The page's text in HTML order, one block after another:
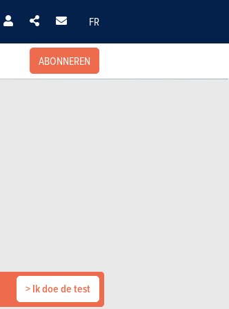
FR
ABONNEREN
> Ik doe de test